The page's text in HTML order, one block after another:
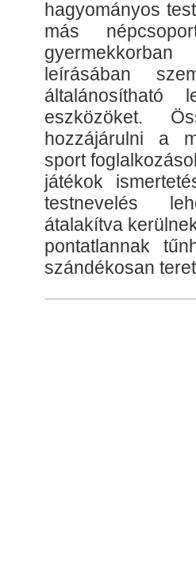
hagyományos
más
leírásában
általánosítható
eszközöket.
hozzájárulni a
sport
játékok
testnevelés
átalakítva
pontatlannak
szándékosan